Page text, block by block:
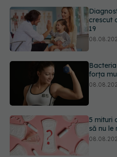
forța
5 mituri
să nu le
ani care
URMĂREȘTE-NE ȘI